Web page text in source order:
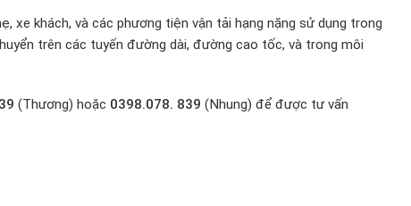
xe khách, và các phương tiện vận tải hạng nặng sử dụng trong
trên các tuyến đường dài, đường cao tốc, và trong môi
(Thương) hoặc 0398.078. 839 (Nhung) để được tư vấn